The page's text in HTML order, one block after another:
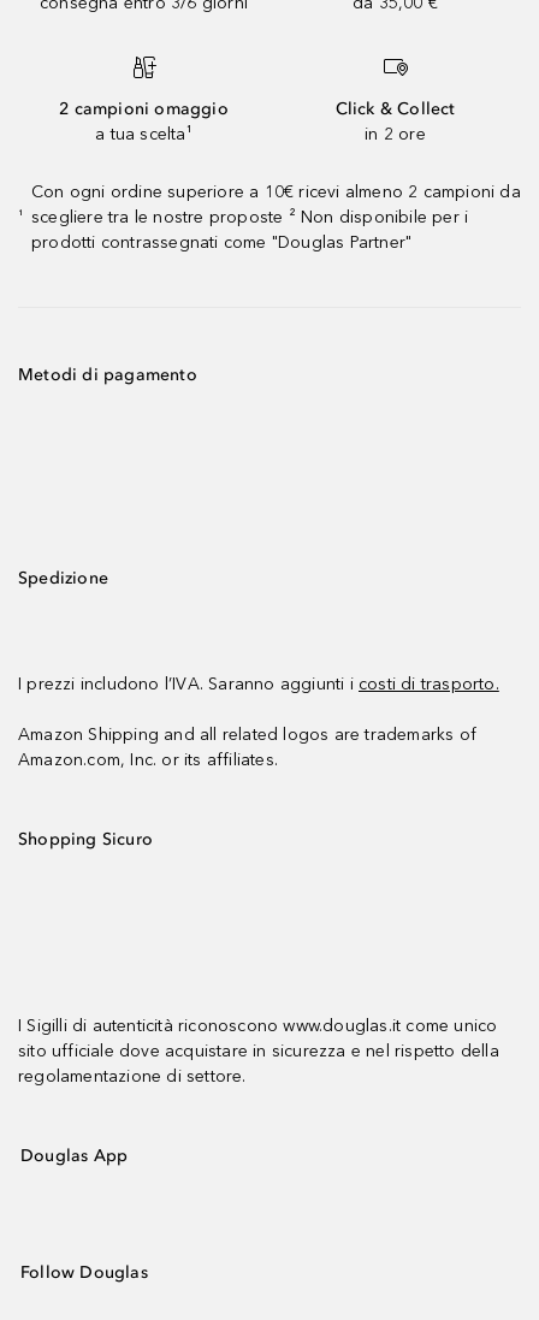
2 campioni omaggio
a tua scelta¹
Click & Collect
in 2 ore
¹
Con ogni ordine superiore a 10€ ricevi almeno 2 campioni da
scegliere tra le nostre proposte ² Non disponibile per i
prodotti contrassegnati come "Douglas Partner"
Metodi di pagamento
Spedizione
I prezzi includono l’IVA. Saranno aggiunti i costi di trasporto.
Amazon Shipping and all related logos are trademarks of
Amazon.com, Inc. or its affiliates.
Shopping Sicuro
I Sigilli di autenticità riconoscono www.douglas.it come unico
sito ufficiale dove acquistare in sicurezza e nel rispetto della
regolamentazione di settore.
Douglas App
Follow Douglas